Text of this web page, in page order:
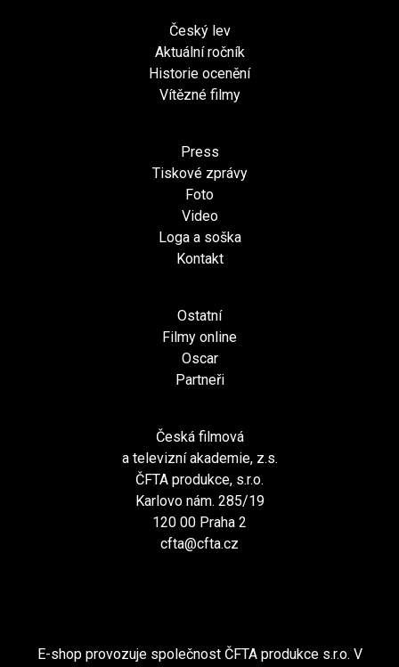
Český lev
Aktuální ročník
Historie ocenění
Vítězné filmy
Press
Tiskové zprávy
Foto
Video
Loga a soška
Kontakt
Ostatní
Filmy online
Oscar
Partneři
Česká filmová
a televizní akademie, z.s.
ČFTA produkce, s.r.o.
Karlovo nám. 285/19
120 00 Praha 2
cfta@cfta.cz
E-shop provozuje společnost ČFTA produkce s.r.o. V